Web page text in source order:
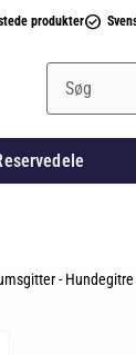
produkter
- Hundegitre